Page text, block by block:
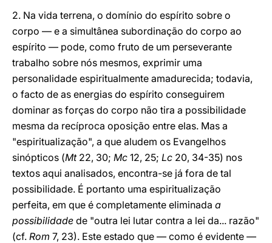
2. Na vida terrena, o domínio do espírito sobre o
corpo — e a simultânea subordinação do corpo ao
espírito — pode, como fruto de um perseverante
trabalho sobre nós mesmos, exprimir uma
personalidade espiritualmente amadurecida; todavia,
o facto de as energias do espírito conseguirem
dominar as forças do corpo não tira a possibilidade
mesma da recíproca oposição entre elas. Mas a
"espiritualização", a que aludem os Evangelhos
sinópticos (Mt22, 30; Mc 12, 25; Lc 20, 34-35) nos
textos aqui analisados, encontra-se já fora de tal
possibilidade. É portanto uma espiritualização
perfeita, em que é completamente eliminada a
possibilidade de "outra lei lutar contra a lei da... razão"
(cf. Rom 7, 23). Este estado que — como é evidente —